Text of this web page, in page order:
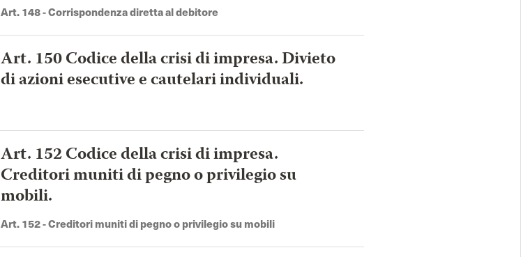
Art. 148 - Corrispondenza diretta al debitore
Art. 150 Codice della crisi di impresa. Divieto
di azioni esecutive e cautelari individuali.
Art. 152 Codice della crisi di impresa.
Creditori muniti di pegno o privilegio su
mobili.
Art. 152 - Creditori muniti di pegno o privilegio su mobili